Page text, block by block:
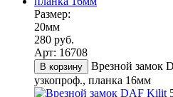
Размер:
20мм
280 руб.
Арт: 16708
В корзину
Врезной замок
узкопроф., планка 16мм